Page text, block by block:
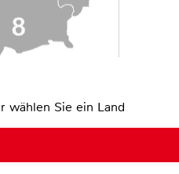
wählen Sie ein Land